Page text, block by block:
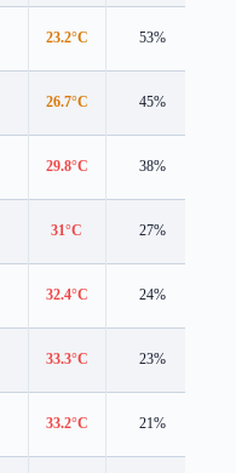
23.2°C 53%
26.7°C 45%
29.8°C 38%
31°C 27%
32.4°C 24%
33.3°C 23%
33.2°C 21%